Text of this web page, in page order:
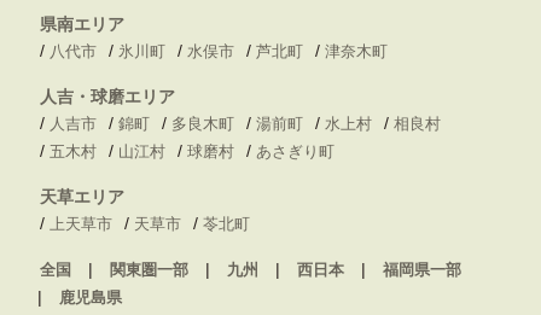
県南エリア
/ 八代市 / 氷川町 / 水俣市 / 芦北町 / 津奈木町
人吉・球磨エリア
/ 人吉市 / 錦町 / 多良木町 / 湯前町 / 水上村 / 相良村
/ 五木村 / 山江村 / 球磨村 / あさぎり町
天草エリア
/
上天草市 / 天草市 / 苓北町
全国 関東圏一部 九州 西日本
福岡県一部
鹿児島県